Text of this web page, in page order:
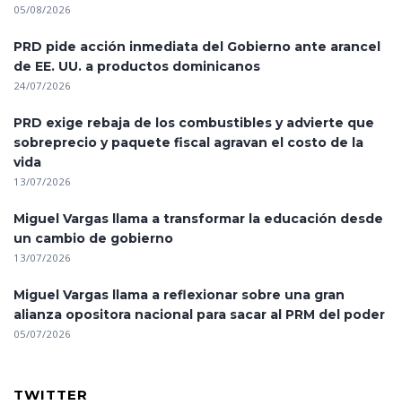
05/08/2026
PRD pide acción inmediata del Gobierno ante arancel
de EE. UU. a productos dominicanos
24/07/2026
PRD exige rebaja de los combustibles y advierte que
sobreprecio y paquete fiscal agravan el costo de la
vida
13/07/2026
Miguel Vargas llama a transformar la educación desde
un cambio de gobierno
13/07/2026
Miguel Vargas llama a reflexionar sobre una gran
alianza opositora nacional para sacar al PRM del poder
05/07/2026
TWITTER